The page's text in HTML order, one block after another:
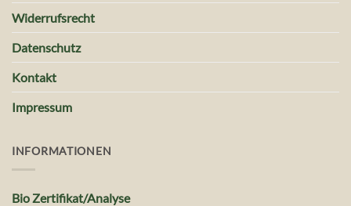
Widerrufsrecht
Datenschutz
Kontakt
Impressum
INFORMATIONEN
Bio Zertifikat/Analyse